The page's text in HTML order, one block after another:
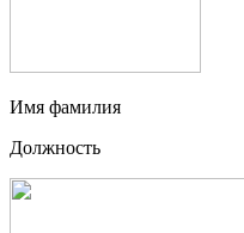
Имя фамилия
Должность